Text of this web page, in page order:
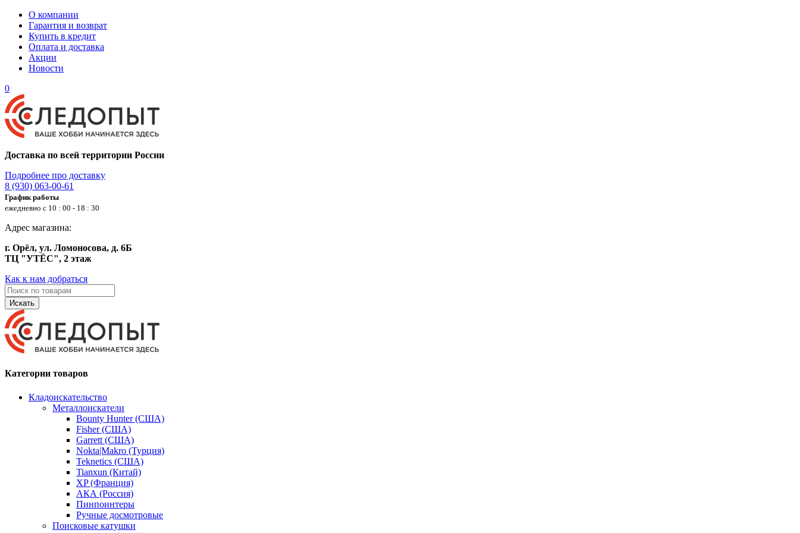
О компании
Гарантия и возврат
Купить в кредит
Оплата и доставка
Акции
Новости
0
Доставка по всей территории России
Подробнее про доставку
8 (930) 063-00-61
График работы
ежедневно с 10 : 00 - 18 : 30
Адрес магазина:
г. Орёл, ул. Ломоносова, д. 6Б
ТЦ "УТЁС", 2 этаж
Как к нам добраться
Искать
Категории товаров
Кладоискательство
Металлоискатели
Bounty Hunter (США)
Fisher (США)
Garrett (США)
Nokta|Makro (Турция)
Teknetics (США)
Tianxun (Китай)
XP (Франция)
АКА (Россия)
Пинпоинтеры
Ручные досмотровые
Поисковые катушки